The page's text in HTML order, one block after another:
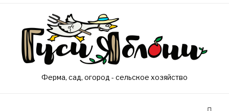
Ферма, сад, огород - сельское хозяйство